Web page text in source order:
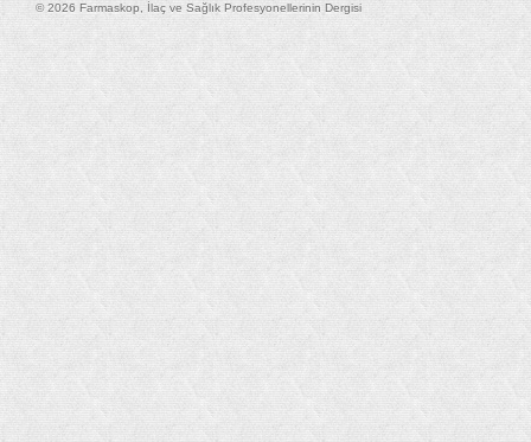
© 2026 Farmaskop, İlaç ve Sağlık Profesyonellerinin Dergisi